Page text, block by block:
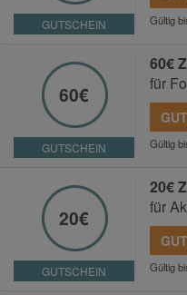
GUTSCHEIN Gültig
60€
GUTSCHEIN
60€
für
Gültig
20€
GUTSCHEIN
20€
für
Gültig